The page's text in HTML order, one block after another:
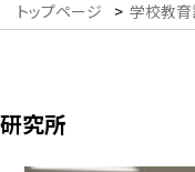
トップページ > 学校教
研究所